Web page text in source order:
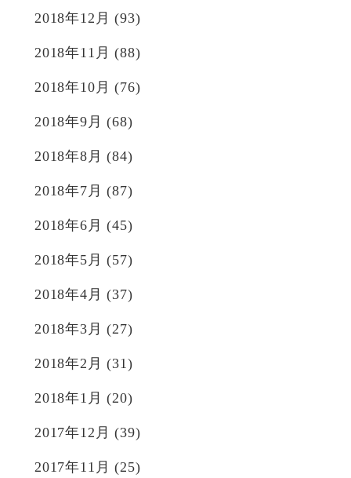
2018年12月 (93)
2018年11月 (88)
2018年10月 (76)
2018年9月 (68)
2018年8月 (84)
2018年7月 (87)
2018年6月 (45)
2018年5月 (57)
2018年4月 (37)
2018年3月 (27)
2018年2月 (31)
2018年1月 (20)
2017年12月 (39)
2017年11月 (25)